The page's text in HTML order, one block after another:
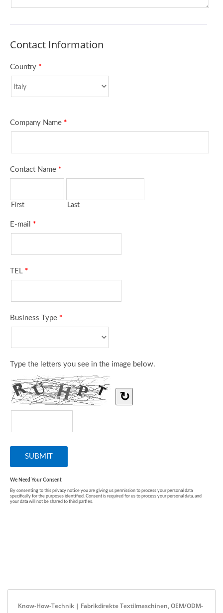
Know-How-Technik | Fabrikdirekte Textilmaschinen, OEM/ODM-